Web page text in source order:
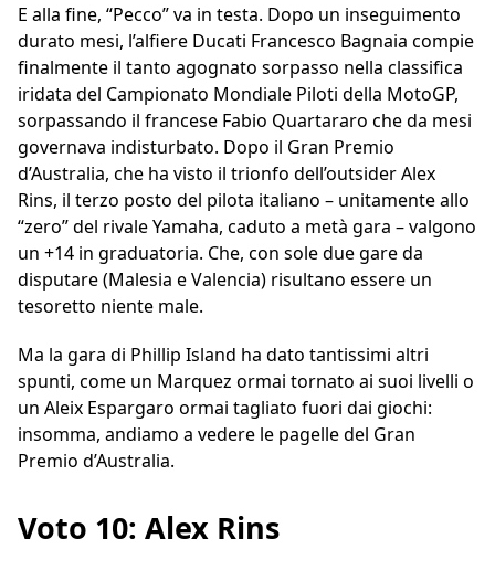
E alla fine, “Pecco” va in testa. Dopo un inseguimento
durato mesi, l’alfiere Ducati Francesco Bagnaia compie
finalmente il tanto agognato sorpasso nella classifica
iridata del Campionato Mondiale Piloti della MotoGP,
sorpassando il francese Fabio Quartararo che da mesi
governava indisturbato. Dopo il Gran Premio
d’Australia, che ha visto il trionfo dell’outsider Alex
Rins, il terzo posto del pilota italiano – unitamente allo
“zero” del rivale Yamaha, caduto a metà gara – valgono
un +14 in graduatoria. Che, con sole due gare da
disputare (Malesia e Valencia) risultano essere un
tesoretto niente male.
Ma la gara di Phillip Island ha dato tantissimi altri
spunti, come un Marquez ormai tornato ai suoi livelli o
un Aleix Espargaro ormai tagliato fuori dai giochi:
insomma, andiamo a vedere le pagelle del Gran
Premio d’Australia.
Voto 10: Alex Rins